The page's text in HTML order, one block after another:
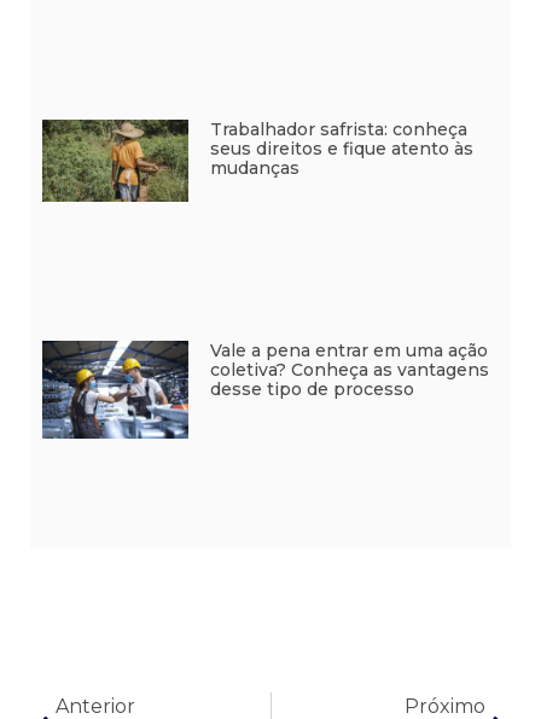
Trabalhador safrista: conheça
seus direitos e fique atento às
mudanças
Vale a pena entrar em uma ação
coletiva? Conheça as vantagens
desse tipo de processo
Anterior Próximo